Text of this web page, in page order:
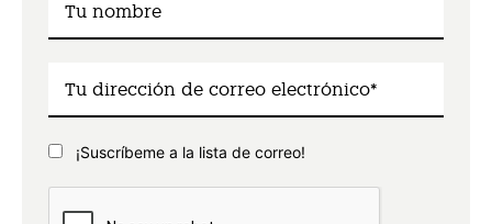
¡Suscríbeme a la lista de correo!